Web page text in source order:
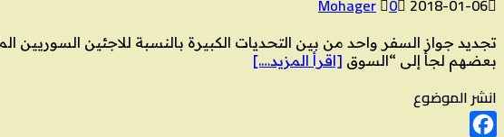
2018-01-06
Mohager 0
تجديد جواز السفر واحد من بين التحديات الكبيرة بالنسبة للاجئين
بعضهم لجأ إلى “السوق [اقرأ المزيد….]
انشر الموضوع